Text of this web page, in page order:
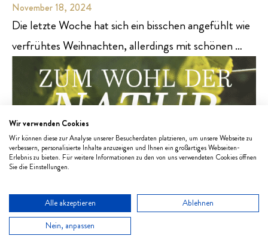
November 18, 2024
Die letzte Woche hat sich ein bisschen angefühlt wie
verfrühtes Weihnachten, allerdings mit schönen …
Wir verwenden Cookies
Wir können diese zur Analyse unserer Besucherdaten platzieren, um unsere Webseite zu
verbessern, personalisierte Inhalte anzuzeigen und Ihnen ein großartiges Webseiten-
Erlebnis zu bieten. Für weitere Informationen zu den von uns verwendeten Cookies öffnen
Sie die Einstellungen.
Alle akzeptieren
Ablehnen
Nein, anpassen